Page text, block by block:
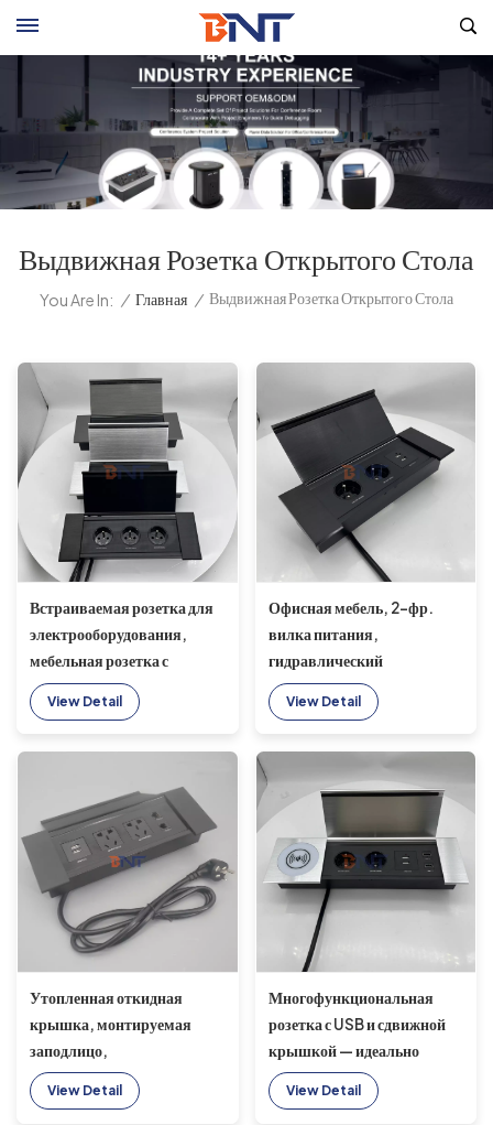
Выдвижная Розетка Открытого Стола
You Are In: / Главная / Выдвижная Розетка Открытого Стола
Встраиваемая розетка для
электрооборудования,
мебельная розетка с
несколькими вилками и
раздвижной откидной
View Detail
Офисная мебель, 2-фр.
вилка питания,
гидравлический
конференц-стол,
выдвижная встроенная
выдвижная розетка
View Detail
Утопленная откидная
крышка, монтируемая
заподлицо,
многофункциональная
настольная розетка,
View Detail
Многофункциональная
розетка с USB и сдвижной
крышкой — идеально
подходит для офисных
столов и рабочих станций
View Detail